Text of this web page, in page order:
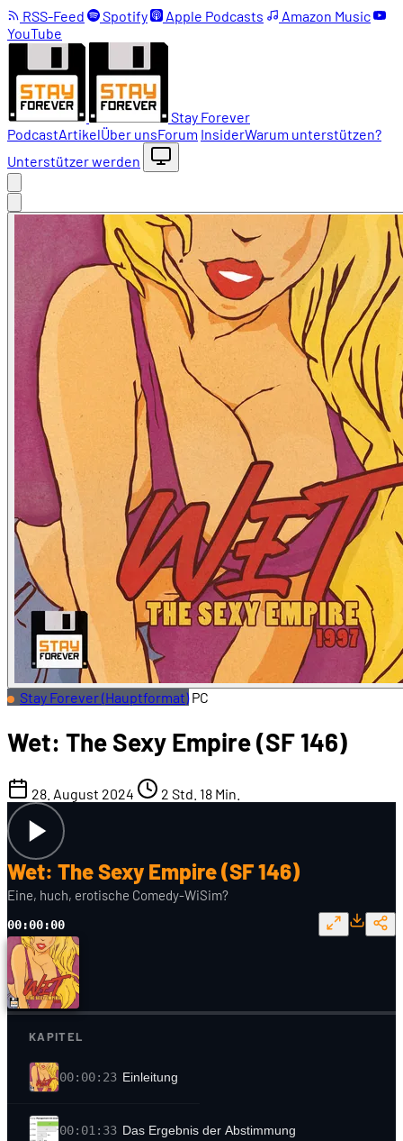
RSS-Feed Spotify Apple Podcasts
Amazon Music
YouTube
Stay Forever
PodcastArtikelÜber unsForum InsiderWarum unterstützen?
Unterstützer werden
Stay Forever (Hauptformat) PC
Wet: The Sexy Empire (SF 146)
28. August 2024 2 Std. 18 Min.
Wet: The Sexy Empire (SF 146)
Eine, huch, erotische Comedy-WiSim?
00:00:00
KAPITEL
00:00:23 Einleitung
00:01:33 Das Ergebnis der Abstimmung